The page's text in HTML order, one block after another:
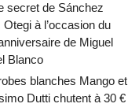
secret de Sánchez
à l’occasion du
de Miguel
Blanco
blanches Mango et
Dutti chutent à 30 €